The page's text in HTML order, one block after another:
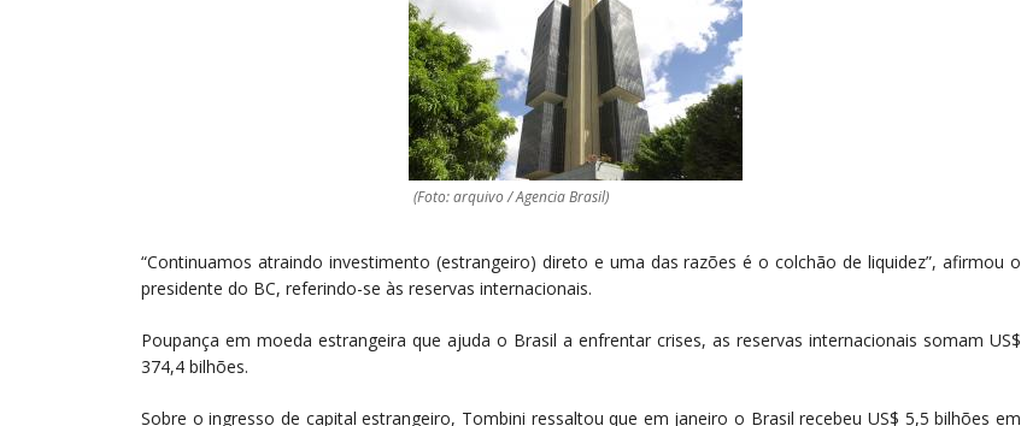
(Foto: arquivo / Agencia Brasil)
“Continuamos atraindo investimento (estrangeiro) direto e uma das razões é o colchão de liquidez”, afirmou o
presidente do BC, referindo-se às reservas internacionais.
Poupança em moeda estrangeira que ajuda o Brasil a enfrentar crises, as reservas internacionais somam US$
374,4 bilhões.
Sobre o ingresso de capital estrangeiro, Tombini ressaltou que em janeiro o Brasil recebeu US$ 5,5 bilhões em